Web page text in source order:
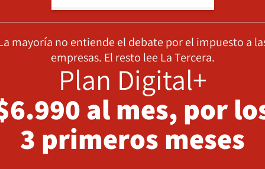
mayoría no entiende el debate por el impuesto a
empresas. El resto lee La Tercera.
Plan Digital+
al mes, por
3 primeros meses